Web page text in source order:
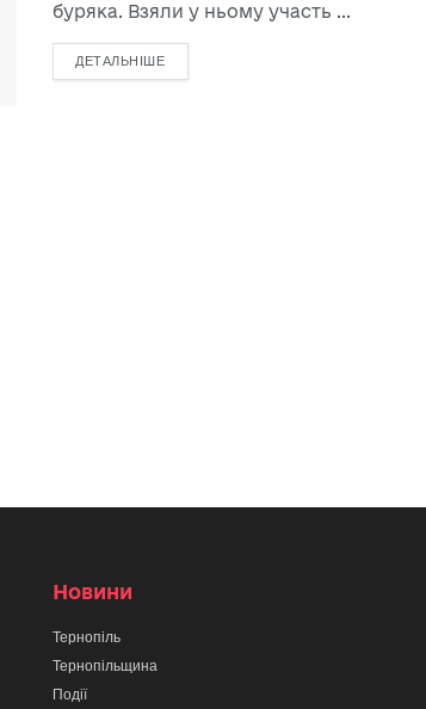
буряка. Взяли у ньому участь ...
ДЕТАЛЬНІШЕ
Новини
Тернопіль
Тернопільщина
Події